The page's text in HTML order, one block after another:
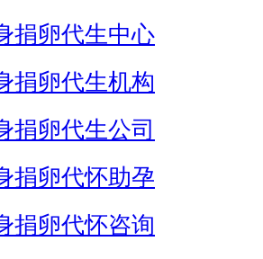
捐卵代生中心
捐卵代生机构
捐卵代生公司
捐卵代怀助孕
捐卵代怀咨询